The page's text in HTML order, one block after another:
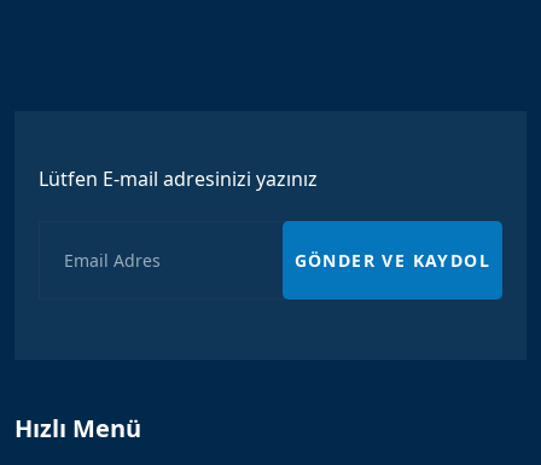
Lütfen E-mail adresinizi yazınız
GÖNDER VE KAYDOL
Hızlı Menü